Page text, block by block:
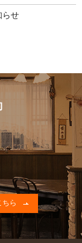
らせ
ちら